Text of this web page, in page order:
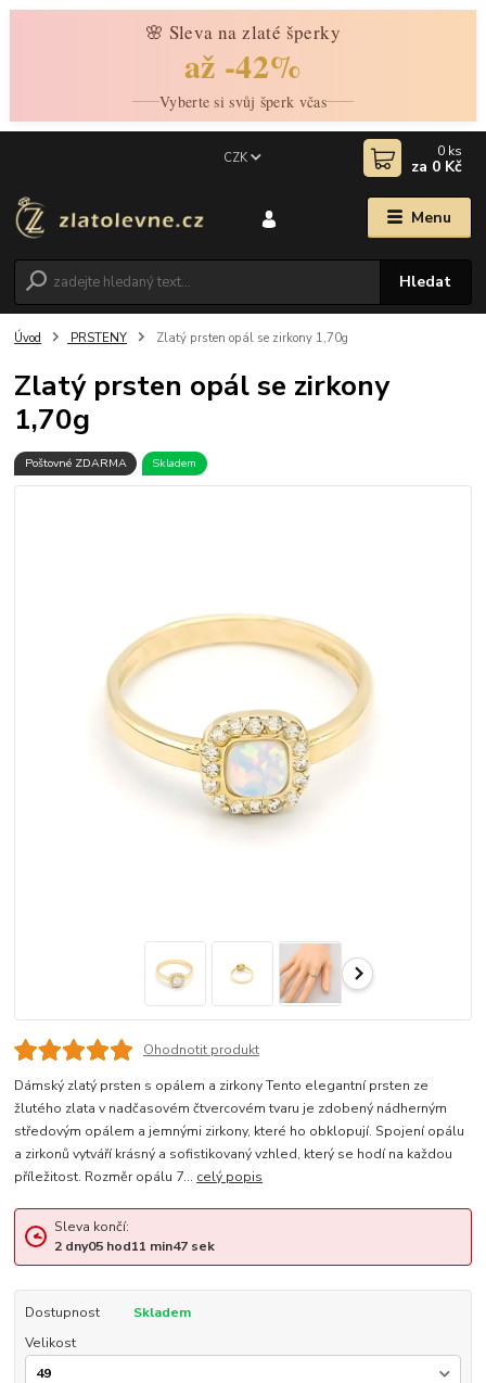
🌸 Sleva na zlaté šperky
až -42%
Vyberte si svůj šperk včas
Menu
CZK
Hledat
0 ks
za 0 Kč
Úvod PRSTENY Zlatý prsten opál se zirkony 1,70g
Zlatý prsten opál se zirkony
1,70g
Poštovné ZDARMA Skladem
Ohodnotit produkt
Dámský zlatý prsten s opálem a zirkony Tento elegantní prsten ze
žlutého zlata v nadčasovém čtvercovém tvaru je zdobený nádherným
středovým opálem a jemnými zirkony, které ho obklopují. Spojení opálu
a zirkonů vytváří krásný a sofistikovaný vzhled, který se hodí na každou
příležitost. Rozměr opálu 7... celý popis
Sleva končí:
2 dny05hod11 min46sek
Dostupnost
Skladem
Velikost